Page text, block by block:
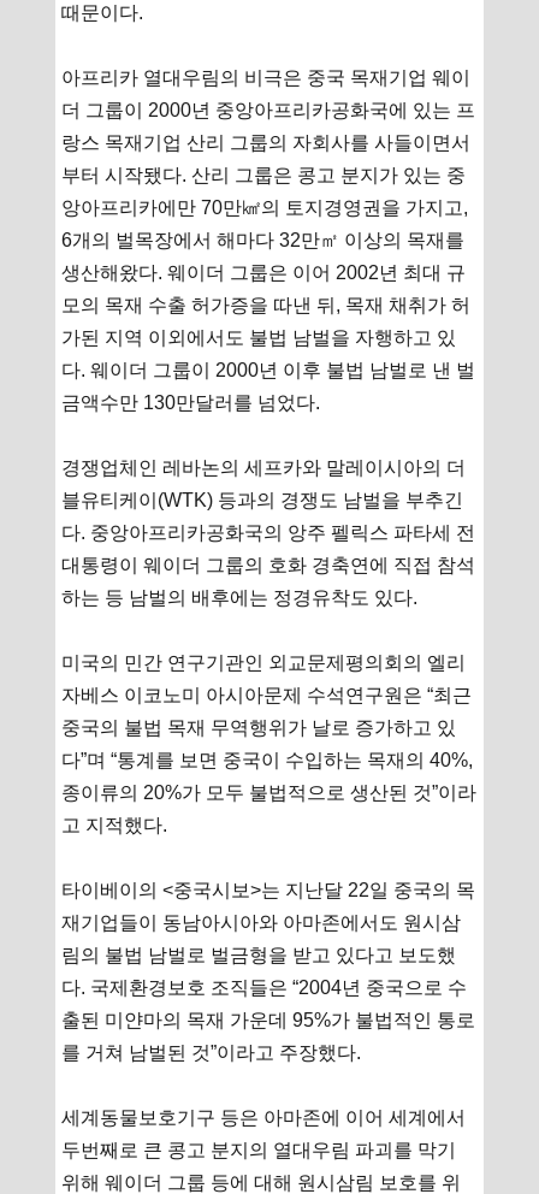
때문이다.
아프리카 열대우림의 비극은 중국 목재기업 웨이
더 그룹이 2000년 중앙아프리카공화국에 있는 프
랑스 목재기업 산리 그룹의 자회사를 사들이면서
부터 시작됐다. 산리 그룹은 콩고 분지가 있는 중
앙아프리카에만 70만㎢의 토지경영권을 가지고,
6개의 벌목장에서 해마다 32만㎡ 이상의 목재를
생산해왔다. 웨이더 그룹은 이어 2002년 최대 규
모의 목재 수출 허가증을 따낸 뒤, 목재 채취가 허
가된 지역 이외에서도 불법 남벌을 자행하고 있
다. 웨이더 그룹이 2000년 이후 불법 남벌로 낸 벌
금액수만 130만달러를 넘었다.
경쟁업체인 레바논의 세프카와 말레이시아의 더
블유티케이(WTK) 등과의 경쟁도 남벌을 부추긴
다. 중앙아프리카공화국의 앙주 펠릭스 파타세 전
대통령이 웨이더 그룹의 호화 경축연에 직접 참석
하는 등 남벌의 배후에는 정경유착도 있다.
미국의 민간 연구기관인 외교문제평의회의 엘리
자베스 이코노미 아시아문제 수석연구원은 “최근
중국의 불법 목재 무역행위가 날로 증가하고 있
다”며 “통계를 보면 중국이 수입하는 목재의 40%,
종이류의 20%가 모두 불법적으로 생산된 것”이라
고 지적했다.
타이베이의 <중국시보>는 지난달 22일 중국의 목
재기업들이 동남아시아와 아마존에서도 원시삼
림의 불법 남벌로 벌금형을 받고 있다고 보도했
다. 국제환경보호 조직들은 “2004년 중국으로 수
출된 미얀마의 목재 가운데 95%가 불법적인 통로
를 거쳐 남벌된 것”이라고 주장했다.
세계동물보호기구 등은 아마존에 이어 세계에서
두번째로 큰 콩고 분지의 열대우림 파괴를 막기
위해 웨이더 그룹 등에 대해 원시삼림 보호를 위